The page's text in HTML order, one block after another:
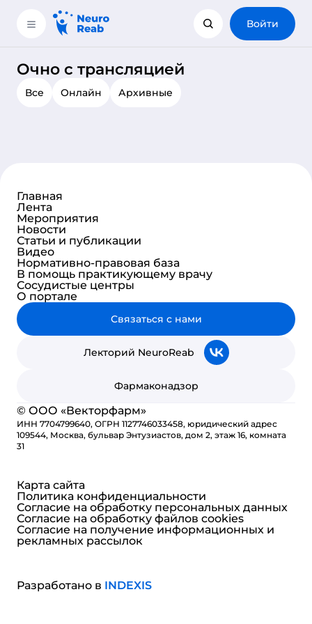
Войти
Очно с трансляцией
Все Онлайн Архивные
Главная
Лента
Мероприятия
Новости
Статьи и публикации
Видео
Нормативно-правовая база
В помощь практикующему врачу
Сосудистые центры
О портале
Связаться с нами
Лекторий NeuroReab
Фармаконадзор
© ООО «Векторфарм»
ИНН 7704799640, ОГРН 1127746033458, юридический адрес
109544, Москва, бульвар Энтузиастов, дом 2, этаж 16, комната
31
Карта сайта
Политика конфиденциальности
Согласие на обработку персональных данных
Согласие на обработку файлов cookies
Согласие на получение информационных и
рекламных рассылок
Разработано в INDEXIS